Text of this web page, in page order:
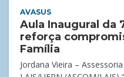
AVASUS
Aula Inaugural da
reforça
Família
Jordana Vieira –